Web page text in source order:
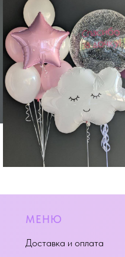
МЕНЮ
Доставка и оплата